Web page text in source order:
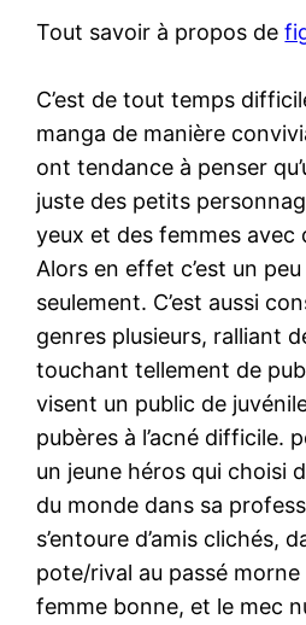
Tout savoir à propos de
C’est de tout temps
manga de manière
ont tendance à penser
juste des petits
yeux et des femmes avec
Alors en effet c’est un
seulement. C’est aussi
genres plusieurs, ralliant
touchant tellement de
visent un public de
pubères à l’acné difficile.
un jeune héros qui choisi
du monde dans sa
s’entoure d’amis clichés,
pote/rival au passé
femme bonne, et le mec